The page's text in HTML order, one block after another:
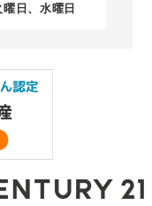
日、水曜日